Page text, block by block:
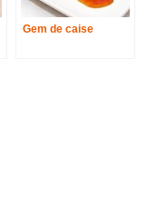
Gem de caise